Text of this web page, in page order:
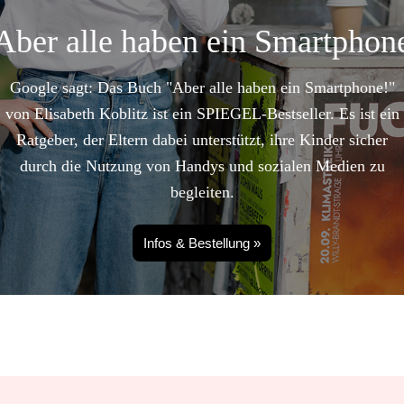
alle haben ein
Google sagt: Das Buch "Aber alle haben ein Smartphone!"
von Elisabeth Koblitz ist ein SPIEGEL-Bestseller. Es ist ein
Ratgeber, der Eltern dabei unterstützt, ihre Kinder sicher
durch die Nutzung von Handys und sozialen Medien zu
begleiten.
Infos & Bestellung »